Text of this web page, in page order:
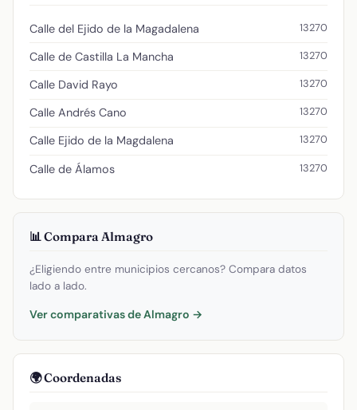
Calle del Ejido de la Magadalena 13270
Calle de Castilla La Mancha 13270
Calle David Rayo 13270
Calle Andrés Cano 13270
Calle Ejido de la Magdalena 13270
Calle de Álamos 13270
📊 Compara Almagro
¿Eligiendo entre municipios cercanos? Compara datos
lado a lado.
Ver comparativas de Almagro →
🌍 Coordenadas